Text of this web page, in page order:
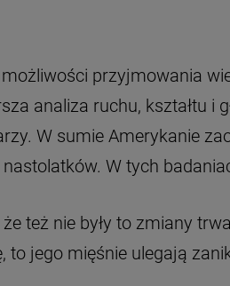
przyjmowania
analiza ruchu, kształtu i
W sumie Amerykanie
W tych
też nie były to zmiany
to jego mięśnie ulegają